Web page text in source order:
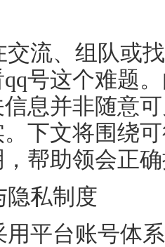
交流、组队或
号这个难题
息并非随意
下文将围绕
帮助领会正
隐私制度
平台账号体